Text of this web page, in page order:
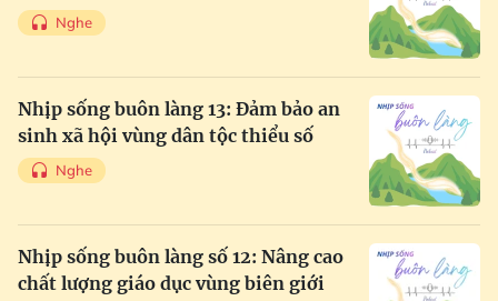
Nghe
Nhịp sống buôn làng 13: Đảm bảo an
sinh xã hội vùng dân tộc thiểu số
Nghe
Nhịp sống buôn làng số 12: Nâng cao
chất lượng giáo dục vùng biên giới